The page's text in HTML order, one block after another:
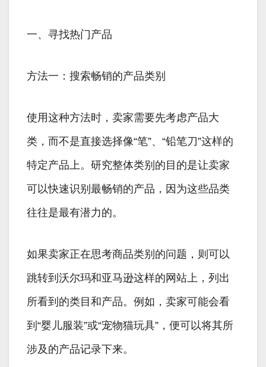
一、寻找热门产品
方法一：搜索畅销的产品类别
使用这种方法时，卖家需要先考虑产品大
类，而不是直接选择像“笔”、“铅笔刀”这样的
特定产品上。研究整体类别的目的是让卖家
可以快速识别最畅销的产品，因为这些品类
往往是最有潜力的。
如果卖家正在思考商品类别的问题，则可以
跳转到沃尔玛和亚马逊这样的网站上，列出
所看到的类目和产品。例如，卖家可能会看
到“婴儿服装”或“宠物猫玩具”，便可以将其所
涉及的产品记录下来。